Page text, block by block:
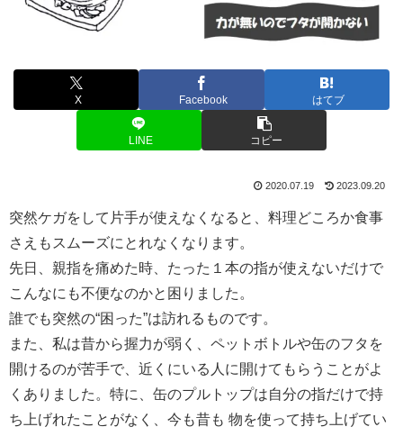
X Facebook はてブ
LINE コピー
2020.07.19 2023.09.20
突然ケガをして片手が使えなくなると、料理どころか食事
さえもスムーズにとれなくなります。
先日、親指を痛めた時、たった１本の指が使えないだけで
こんなにも不便なのかと困りました。
誰でも突然の“困った”は訪れるものです。
また、私は昔から握力が弱く、ペットボトルや缶のフタを
開けるのが苦手で、近くにいる人に開けてもらうことがよ
くありました。特に、缶のプルトップは自分の指だけで持
ち上げれたことがなく、今も昔も 物を使って持ち上げてい